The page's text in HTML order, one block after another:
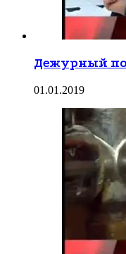
Дежурный по
01.01.2019